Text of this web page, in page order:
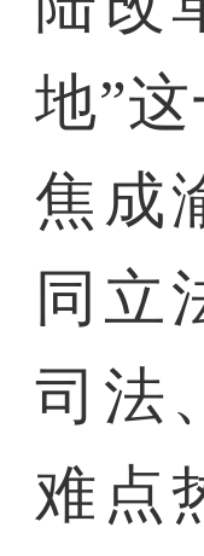
地”
焦成
同立
司法
难点